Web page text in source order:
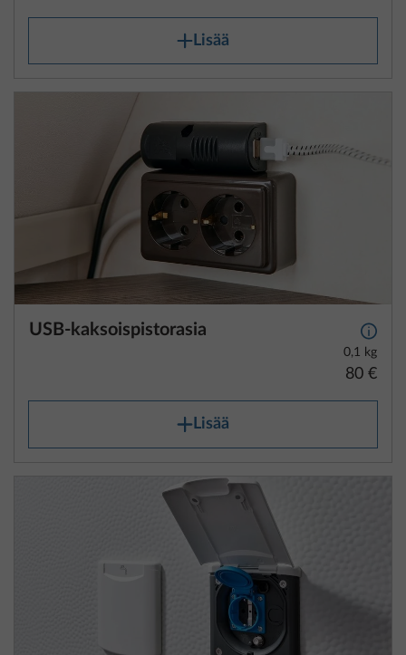
Lisää
USB-kaksoispistorasia
0,1 kg
80 €
Lisää